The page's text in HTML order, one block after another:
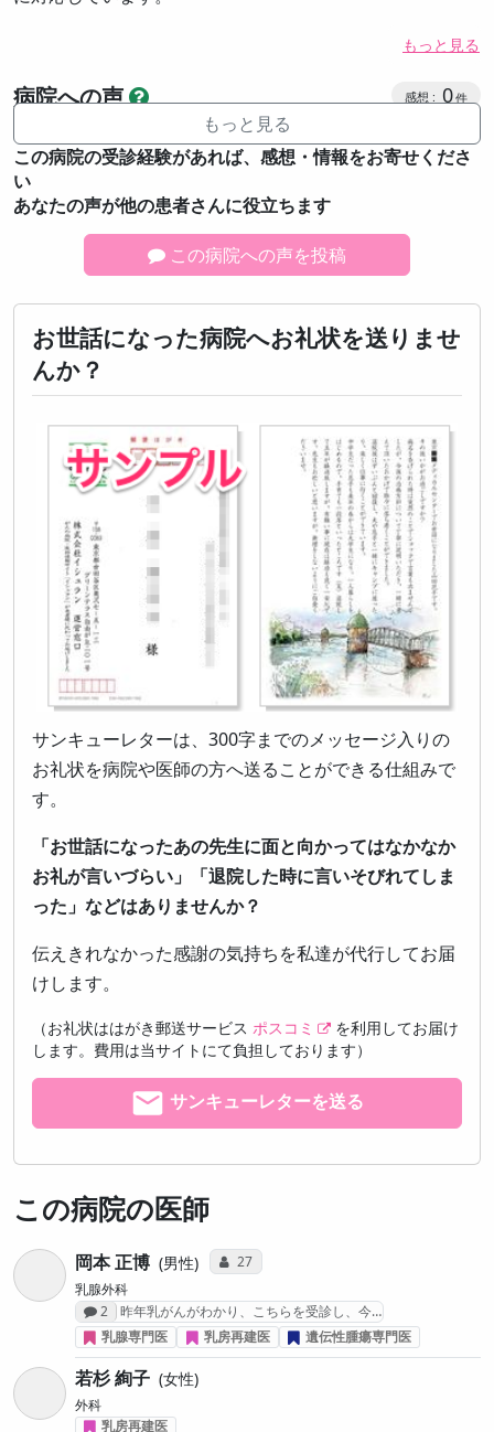
もっと見る
病院への声 感想投稿
0
もっと見る
この病院の受診経験があれば、感想・情報をお寄せくださ
い
あなたの声が他の患者さんに役立ちます
この病院への声を投稿
お世話になった病院へお礼状を送りませ
んか？
サンキューレターは、300字までのメッセージ入りの
お礼状を病院や医師の方へ送ることができる仕組みで
す。
「お世話になったあの先生に面と向かってはなかなか
お礼が言いづらい」「退院した時に言いそびれてしま
った」などはありませんか？
伝えきれなかった感謝の気持ちを私達が代行してお届
けします。
（お礼状ははがき郵送サービス ポスコミ
を利用してお届け
します。費用は当サイトにて負担しております）
サンキューレターを送る
この病院の医師
岡本 正博 男性 コミュニケーション・タイプ投票数
27
乳腺外科
感想投稿数
2
昨年乳がんがわかり、こちらを受診し、今…
乳腺専門医
乳房再建医 遺伝性腫瘍専門医
若杉 絢子 女性
外科
乳房再建医